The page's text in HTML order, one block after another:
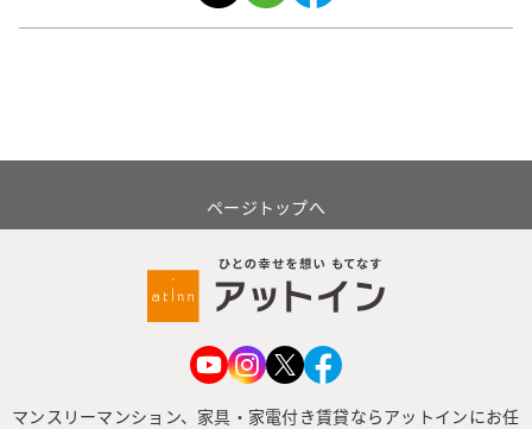
ページトップへ
マンスリーマンション、家具・家電付き賃貸ならアットインにお任